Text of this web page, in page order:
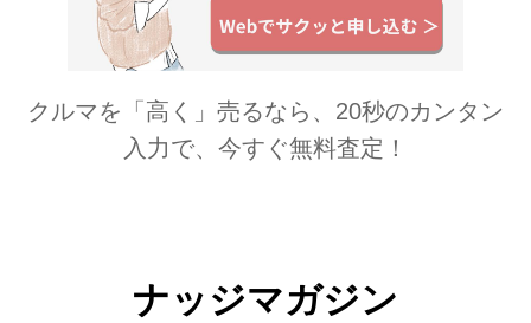
クルマを「高く」売るなら、20秒のカンタン
入力で、今すぐ無料査定！
ナッジマガジン